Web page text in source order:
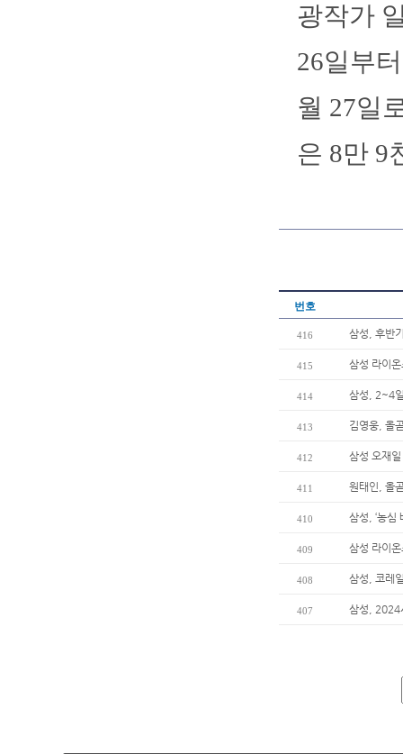
광작가
26일부
월 27일
은 8만 9
번호
416 삼성, 후반
415 삼성 라이
414 삼성, 2~4
413 김영웅, 올
412 삼성 오재
411 원태인, 올
410 삼성, ‘농심
409 삼성 라이
408 삼성, 코레
407 삼성, 2024